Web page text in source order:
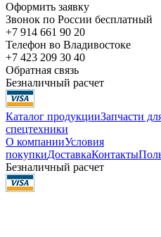
Оформить заявку
Звонок по России бесплатный
+7 914 661 90 20
Телефон во Владивостоке
+7 423 209 30 40
Обратная связь
Безналичный расчет
Каталог продукцииЗапчасти
спецтехники
О компанииУсловия
покупкиДоставкаКонтакты
Безналичный расчет